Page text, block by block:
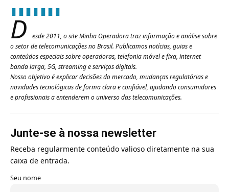
D
esde 2011, o site Minha Operadora traz informação e análise sobre
o setor de telecomunicações no Brasil. Publicamos notícias, guias e
conteúdos especiais sobre operadoras, telefonia móvel e fixa, internet
banda larga, 5G, streaming e serviços digitais.
Nosso objetivo é explicar decisões do mercado, mudanças regulatórias e
novidades tecnológicas de forma clara e confiável, ajudando consumidores
e profissionais a entenderem o universo das telecomunicações.
Junte-se à nossa newsletter
Receba regularmente conteúdo valioso diretamente na sua
caixa de entrada.
Seu nome